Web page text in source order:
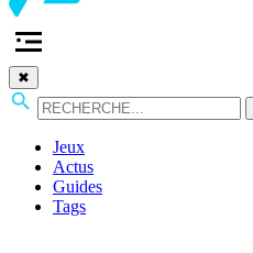
✖
Jeux
Actus
Guides
Tags